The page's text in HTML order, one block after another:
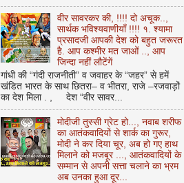
वीर सावरकर की, !!!! दो अचूक..,
सार्थक भविश्यवाणीयाँ !!!! १. श्यामा
प्रसादजी आपकी देश को बहुत जरूरत
है. आप कश्मीर मत जाओं .., आप
जिन्दा नहीं लौटेंगें
गांधी की “गंदी राजनीती” व जवाहर के “जहर” से हमें
खंडित भारत के साथ छितरा– व भीतरा, राजे –रजवाड़ों
का देश मिला . , देश “वीर सावर...
मोदीजी तुस्सी ग्रेट हो..., नवाब शरीफ
का आतंकवादियों से शार्क का गुरूर,
मोदी ने कर दिया चूर, अब हो गए हाथ
मिलाने को मजबूर ..., आतंकवादियों के
सम्मान से अपनी सत्ता चलाने का भ्रम
अब उनका हुआ दूर...